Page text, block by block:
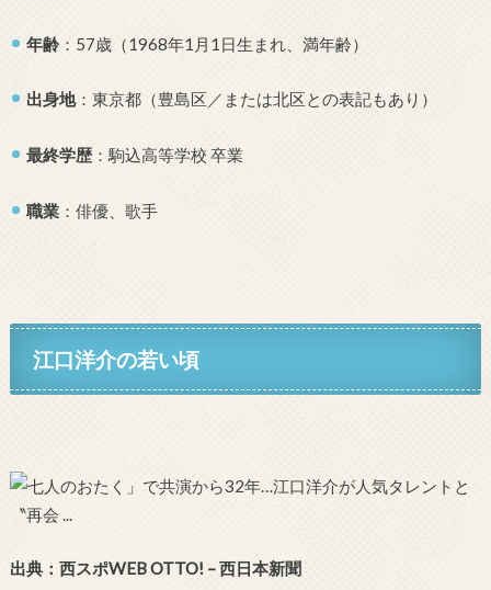
年齢 ：57歳（1968年1月1日生まれ、満年齢）
出身地：東京都（豊島区／または北区との表記もあり）
最終学歴 ：駒込高等学校 卒業
職業 ：俳優、歌手
江口洋介の若い頃
出典：西スポWEB OTTO! – 西日本新聞